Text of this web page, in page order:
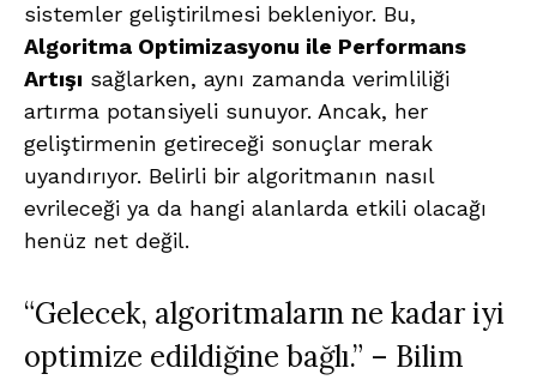
sistemler geliştirilmesi bekleniyor. Bu,
Algoritma Optimizasyonu ile Performans
Artışı sağlarken, aynı zamanda verimliliği
artırma potansiyeli sunuyor. Ancak, her
geliştirmenin getireceği sonuçlar merak
uyandırıyor. Belirli bir algoritmanın nasıl
evrileceği ya da hangi alanlarda etkili olacağı
henüz net değil.
“Gelecek, algoritmaların ne kadar iyi
optimize edildiğine bağlı.” – Bilim